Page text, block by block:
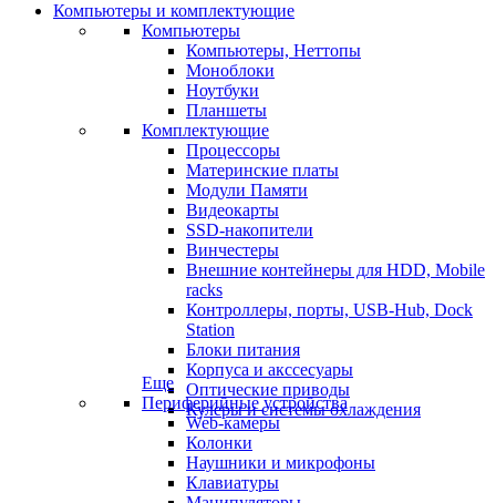
Компьютеры и комплектующие
Компьютеры
Компьютеры, Неттопы
Моноблоки
Ноутбуки
Планшеты
Комплектующие
Процессоры
Материнские платы
Модули Памяти
Видеокарты
SSD-накопители
Винчестеры
Внешние контейнеры для HDD, Mobile
racks
Контроллеры, порты, USB-Hub, Dock
Station
Блоки питания
Корпуса и акссесуары
Оптические приводы
Кулеры и системы охлаждения
Еще
Периферийные устройства
Web-камеры
Колонки
Наушники и микрофоны
Клавиатуры